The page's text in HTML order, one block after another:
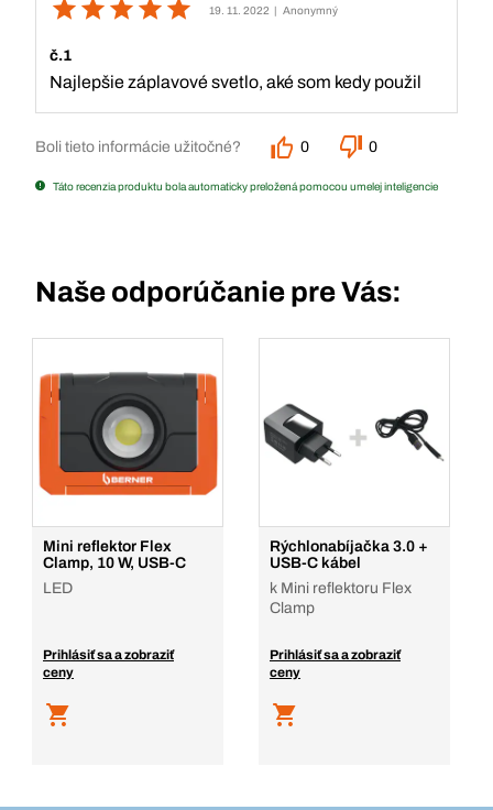
19. 11. 2022 | Anonymný
č.1
Najlepšie záplavové svetlo, aké som kedy použil
Boli tieto informácie užitočné? 0 0
Táto recenzia produktu bola automaticky preložená pomocou umelej inteligencie
Naše odporúčanie pre Vás:
Mini reflektor Flex
Clamp, 10 W, USB-C
LED
Prihlásiť sa a zobraziť
ceny
Rýchlonabíjačka 3.0 +
USB-C kábel
k Mini reflektoru Flex
Clamp
Prihlásiť sa a zobraziť
ceny